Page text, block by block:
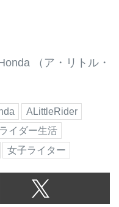
（ア・リトル・
ALittleRider
イダー生活
女子ライター